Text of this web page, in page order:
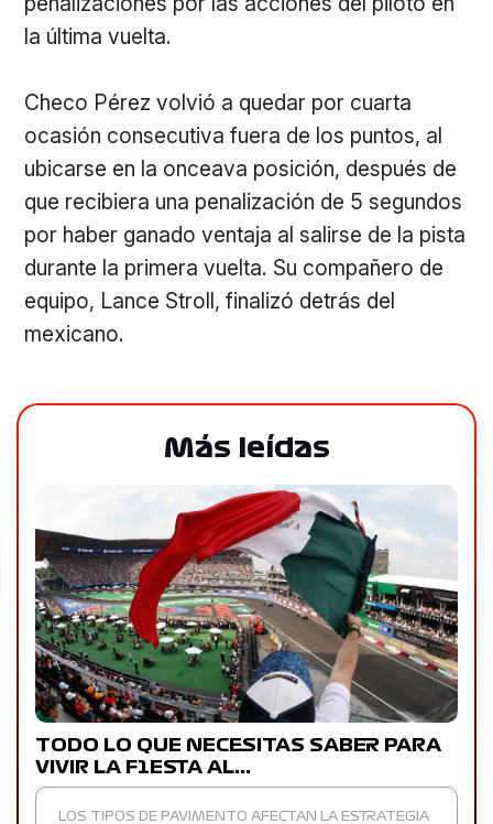
la última vuelta.
Checo Pérez volvió a quedar por cuarta
ocasión consecutiva fuera de los puntos, al
ubicarse en la onceava posición, después de
que recibiera una penalización de 5 segundos
por haber ganado ventaja al salirse de la pista
durante la primera vuelta. Su compañero de
equipo, Lance Stroll, finalizó detrás del
mexicano.
Más leídas
TODO LO QUE NECESITAS SABER PARA
VIVIR LA F1ESTA AL…
LOS TIPOS DE PAVIMENTO AFECTAN LA ESTRATEGIA